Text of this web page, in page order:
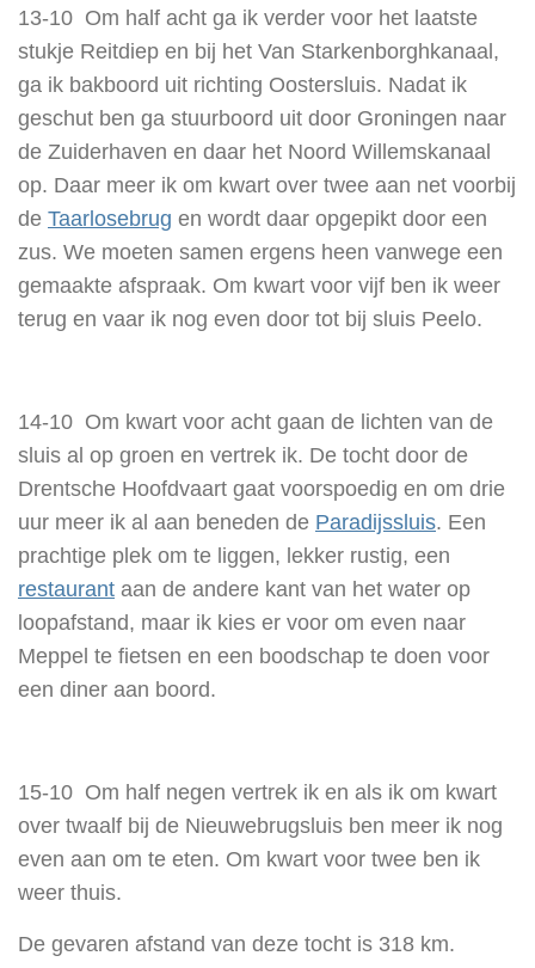
13-10 Om half acht ga ik verder voor het laatste
stukje Reitdiep en bij het Van Starkenborghkanaal,
ga ik bakboord uit richting Oostersluis. Nadat ik
geschut ben ga stuurboord uit door Groningen naar
de Zuiderhaven en daar het Noord Willemskanaal
op. Daar meer ik om kwart over twee aan net voorbij
de Taarlosebrug en wordt daar opgepikt door een
zus. We moeten samen ergens heen vanwege een
gemaakte afspraak. Om kwart voor vijf ben ik weer
terug en vaar ik nog even door tot bij sluis Peelo.
14-10 Om kwart voor acht gaan de lichten van de
sluis al op groen en vertrek ik. De tocht door de
Drentsche Hoofdvaart gaat voorspoedig en om drie
uur meer ik al aan beneden de Paradijssluis. Een
prachtige plek om te liggen, lekker rustig, een
restaurant aan de andere kant van het water op
loopafstand, maar ik kies er voor om even naar
Meppel te fietsen en een boodschap te doen voor
een diner aan boord.
15-10 Om half negen vertrek ik en als ik om kwart
over twaalf bij de Nieuwebrugsluis ben meer ik nog
even aan om te eten. Om kwart voor twee ben ik
weer thuis.
De gevaren afstand van deze tocht is 318 km.